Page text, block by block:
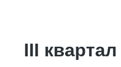
III квартал